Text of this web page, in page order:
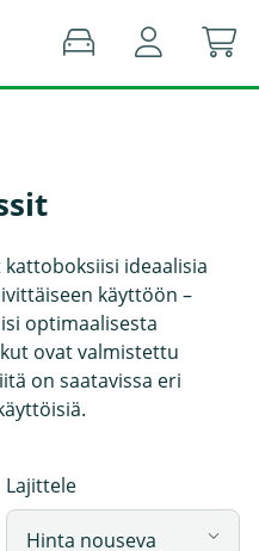
ideaalisia
käyttöön –
optimaalisesta
ovat valmistettu
on saatavissa eri
Lajittele